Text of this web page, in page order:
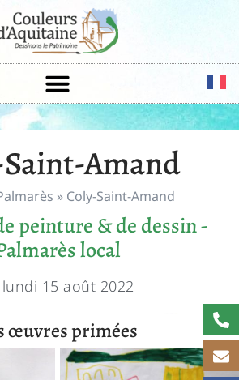
Amand
» Coly-Saint-Amand
peinture & de dessin -
local
lundi 15 août 2022
œuvres primées